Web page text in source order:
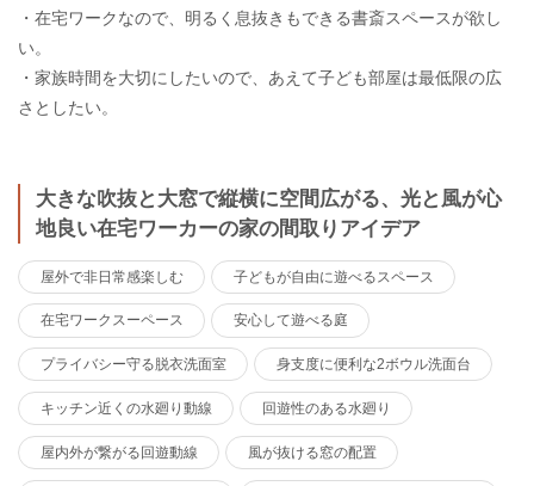
・在宅ワークなので、明るく息抜きもできる書斎スペースが欲し
い。
・家族時間を大切にしたいので、あえて子ども部屋は最低限の広
さとしたい。
大きな吹抜と大窓で縦横に空間広がる、光と風が心
地良い在宅ワーカーの家の間取りアイデア
屋外で非日常感楽しむ 子どもが自由に遊べるスペース
在宅ワークスーペース 安心して遊べる庭
プライバシー守る脱衣洗面室 身支度に便利な2ボウル洗面台
キッチン近くの水廻り動線 回遊性のある水廻り
屋内外が繋がる回遊動線 風が抜ける窓の配置